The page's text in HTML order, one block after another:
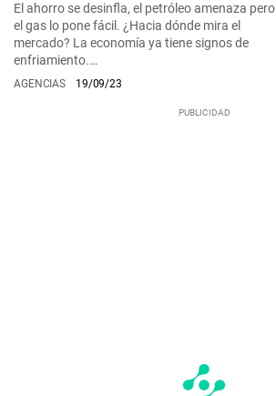
El ahorro se desinfla, el petróleo amenaza pero
el gas lo pone fácil. ¿Hacia dónde mira el
mercado? La economía ya tiene signos de
enfriamiento.…
AGENCIAS 19/09/23